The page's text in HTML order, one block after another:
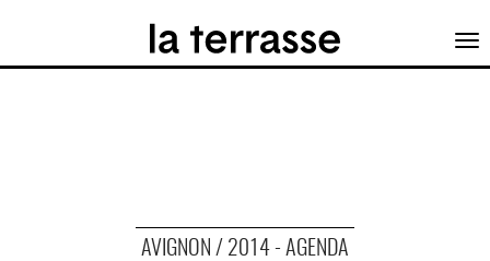
AVIGNON / 2014 - AGENDA